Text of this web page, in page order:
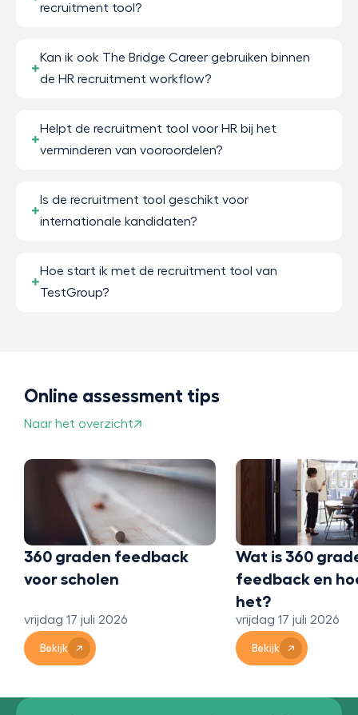
recruitment tool?
Kan ik ook The Bridge Career gebruiken binnen
de HR recruitment workflow?
Helpt de recruitment tool voor HR bij het
verminderen van vooroordelen?
Is de recruitment tool geschikt voor
internationale kandidaten?
Hoe start ik met de recruitment tool van
TestGroup?
Online assessment tips
Naar het overzicht
360 graden feedback
voor scholen
vrijdag 17 juli 2026
Bekijk
Wat is 360
feedback en
het?
vrijdag 17 juli 2026
Bekijk